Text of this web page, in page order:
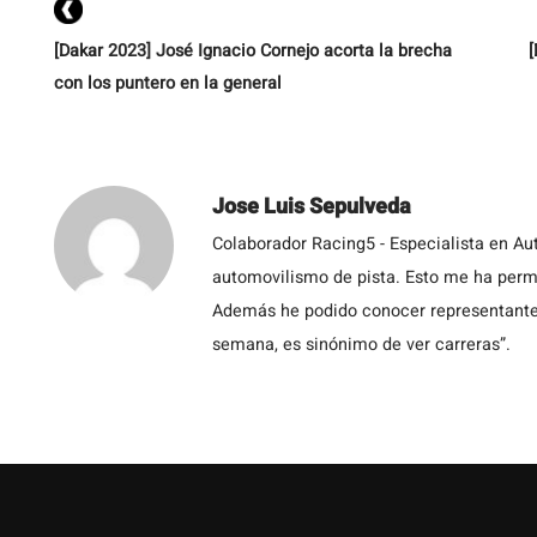
[Dakar 2023] José Ignacio Cornejo acorta la brecha
con los puntero en la general
Jose Luis Sepulveda
Colaborador Racing5 - Especialista en
automovilismo de pista. Esto me ha
Además he podido conocer
semana, es sinónimo de ver carreras”.